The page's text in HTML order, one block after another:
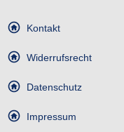
Kontakt
Widerrufsrecht
Datenschutz
Impressum